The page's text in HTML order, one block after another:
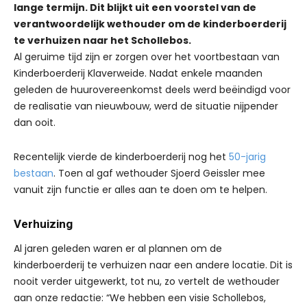
lange termijn. Dit blijkt uit een voorstel van de
verantwoordelijk wethouder om de kinderboerderij
te verhuizen naar het Schollebos.
Al geruime tijd zijn er zorgen over het voortbestaan van
Kinderboerderij Klaverweide. Nadat enkele maanden
geleden de huurovereenkomst deels werd beëindigd voor
de realisatie van nieuwbouw, werd de situatie nijpender
dan ooit.
Recentelijk vierde de kinderboerderij nog het 50-jarig
bestaan. Toen al gaf wethouder Sjoerd Geissler mee
vanuit zijn functie er alles aan te doen om te helpen.
Verhuizing
Al jaren geleden waren er al plannen om de
kinderboerderij te verhuizen naar een andere locatie. Dit is
nooit verder uitgewerkt, tot nu, zo vertelt de wethouder
aan onze redactie: “We hebben een visie Schollebos,